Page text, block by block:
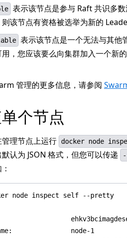
表示该节点是参与 Raft 共识多
该节点有资格被选举为新的
表示该节点是一个无法与其他
，您应该要么向集群加入一个新
管理的更多信息，请参阅
个节点
理节点上运行 docker node
认为 JSON 格式，但您可以传递